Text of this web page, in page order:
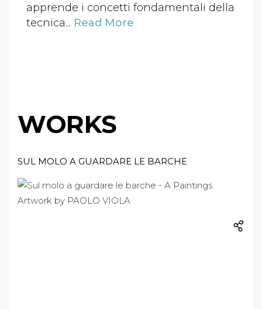
apprende i concetti fondamentali della
tecnica... Read More
WORKS
SUL MOLO A GUARDARE LE BARCHE